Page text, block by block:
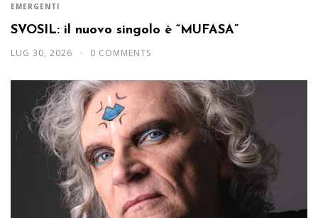
EMERGENTI
SVOSIL: il nuovo singolo è “MUFASA”
LUG 30, 2026 0 COMMENTS